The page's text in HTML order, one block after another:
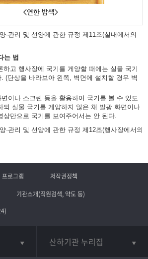
·관리 및 선양에 관한 규정 제11조(실내에서의
는 법
하고 행사장에 국기를 게양할 때에는 실물 국기
(단상을 바라보아 왼쪽, 벽면에 설치할 경우 벽
이나 스크린 등을 활용하여 국기를 볼 수 있도
되 실물 국기를 게양하지 않은 채 발광 화면이나
상만으로 국기를 보여주어서는 안 된다.
·관리 및 선양에 관한 규정 제12조(행사장에서의
로그램 저작권정책
기관소개(직원검색, 약도 등)
산하기관 누리집